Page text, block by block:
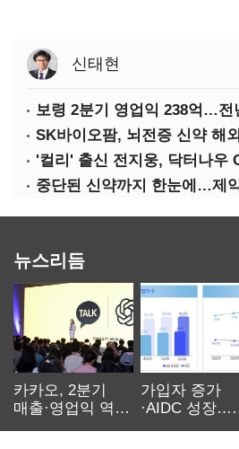
신태현
보령 2분기 영업익 238억…전
'컬리' 출신 전지웅, 닥터나우
뉴스리듬
카카오, 2분기
매출·영업익 역대
가입자 증가
·AIDC 성장…